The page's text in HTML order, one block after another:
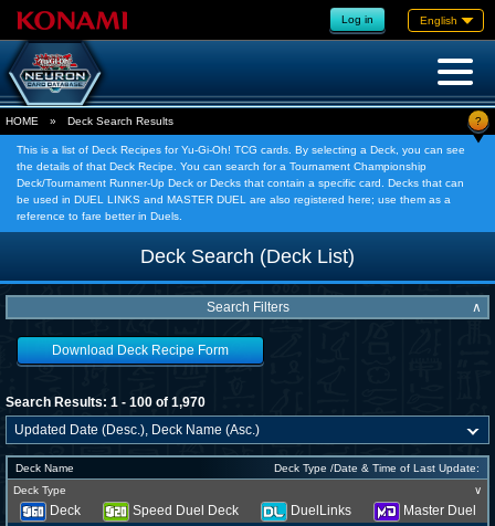
Log in English
HOME » Deck Search Results ?
This is a list of Deck Recipes for Yu-Gi-Oh! TCG cards. By selecting a Deck, you can see
the details of that Deck Recipe. You can search for a Tournament Championship
Deck/Tournament Runner-Up Deck or Decks that contain a specific card. Decks that can
be used in DUEL LINKS and MASTER DUEL are also registered here; use them as a
reference to fare better in Duels.
Deck Search (Deck List)
Search Filters ∧
Download Deck Recipe Form
Search Results: 1 - 100 of 1,970
Deck Name
Deck Type /Date & Time of Last Update:
Deck Type
∨
Deck Speed Duel Deck DuelLinks
Master Duel